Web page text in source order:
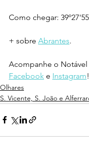
Como chegar:
+ sobre Abrantes.
Acompanhe o
Facebook e Instagram!
Olhares
S. Vicente, S. João e